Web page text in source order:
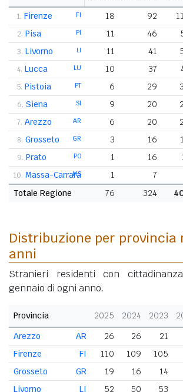
1. FI
Firenze 18 92
2. PI
Pisa 11 46
3. LI
Livorno 11 41
4. LU
Lucca 10 37
5. PT
Pistoia 6 29
6. SI
Siena 9 20
7. AR
Arezzo 6 20
8. GR
Grosseto 3 16
9. PO
Prato 1 16
10. MS
Massa-Carrara 1 7
Totale Regione
76 324
Distribuzione per provincia
anni
Stranieri residenti con
gennaio di ogni anno.
Provincia 2025 2024 2023
AR
Arezzo 26 26 21
FI
Firenze 110 109 105
GR
Grosseto 19 16 14
LI
Livorno 52 50 53